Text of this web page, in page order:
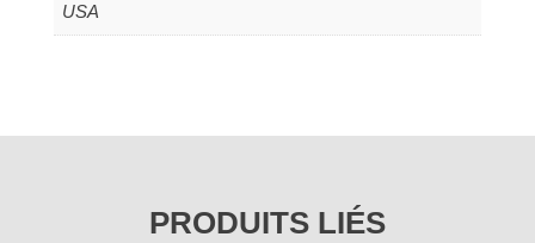
USA
PRODUITS LIÉS